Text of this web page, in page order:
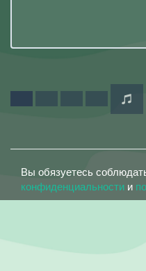
Вы обязуетесь
конфиденциальности и